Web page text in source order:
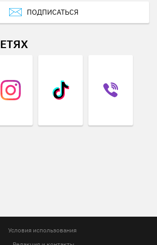
ПОДПИСАТЬСЯ
Условия использования